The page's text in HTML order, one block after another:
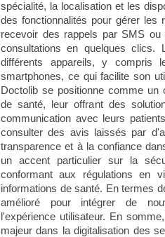
spécialité, la localisation et les
des fonctionnalités pour gérer les
recevoir des rappels par SMS
consultations en quelques clics.
différents appareils, y compris
smartphones, ce qui facilite son
Doctolib se positionne comme un
de santé, leur offrant des
communication avec leurs
consulter des avis laissés par
transparence et à la confiance
un accent particulier sur la
conformant aux régulations en
informations de santé. En termes
amélioré pour intégrer de
l'expérience utilisateur. En
majeur dans la digitalisation des